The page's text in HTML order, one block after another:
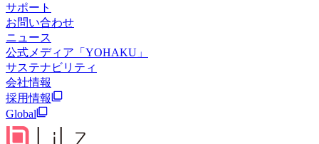
サポート
お問い合わせ
ニュース
公式メディア「YOHAKU」
サステナビリティ
会社情報
採用情報
Global